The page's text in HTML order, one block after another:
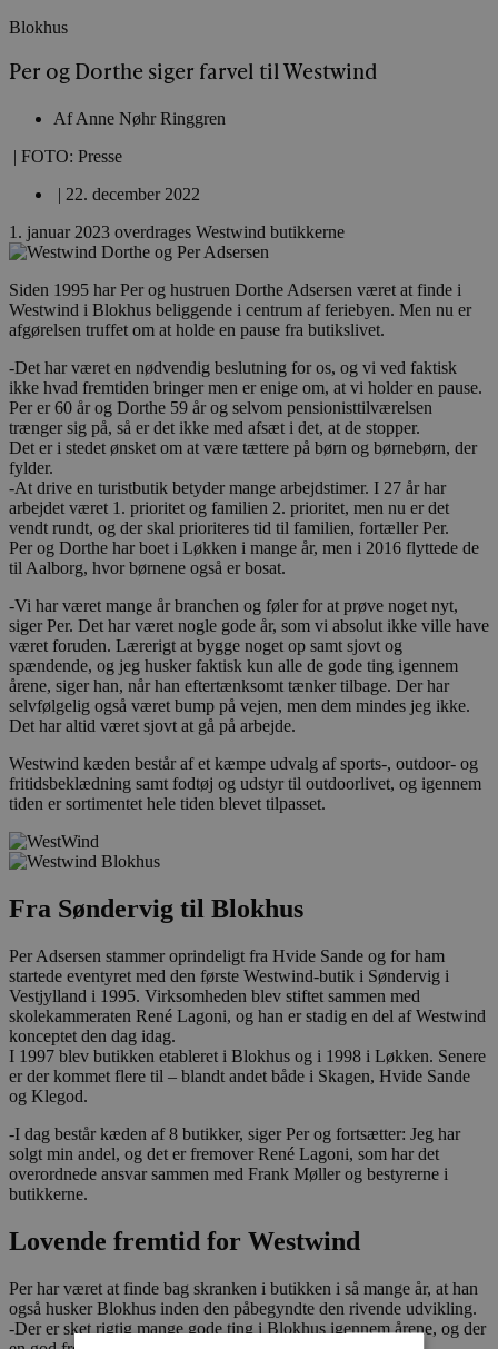
Blokhus
Per og Dorthe siger farvel til Westwind
AfAnne Nøhr Ringgren
| FOTO: Presse
| 22. december 2022
1. januar 2023 overdrages Westwind butikkerne
Siden 1995 har Per og hustruen Dorthe Adsersen været at finde i
Westwind i Blokhus beliggende i centrum af feriebyen. Men nu er
afgørelsen truffet om at holde en pause fra butikslivet.
-Det har været en nødvendig beslutning for os, og vi ved faktisk
ikke hvad fremtiden bringer men er enige om, at vi holder en pause.
Per er 60 år og Dorthe 59 år og selvom pensionisttilværelsen
trænger sig på, så er det ikke med afsæt i det, at de stopper.
Det er i stedet ønsket om at være tættere på børn og børnebørn, der
fylder.
-At drive en turistbutik betyder mange arbejdstimer. I 27 år har
arbejdet været 1. prioritet og familien 2. prioritet, men nu er det
vendt rundt, og der skal prioriteres tid til familien, fortæller Per.
Per og Dorthe har boet i Løkken i mange år, men i 2016 flyttede de
til Aalborg, hvor børnene også er bosat.
-Vi har været mange år branchen og føler for at prøve noget nyt,
siger Per. Det har været nogle gode år, som vi absolut ikke ville have
været foruden. Lærerigt at bygge noget op samt sjovt og
spændende, og jeg husker faktisk kun alle de gode ting igennem
årene, siger han, når han eftertænksomt tænker tilbage. Der har
selvfølgelig også været bump på vejen, men dem mindes jeg ikke.
Det har altid været sjovt at gå på arbejde.
Westwind kæden består af et kæmpe udvalg af sports-, outdoor- og
fritidsbeklædning samt fodtøj og udstyr til outdoorlivet, og igennem
tiden er sortimentet hele tiden blevet tilpasset.
Fra Søndervig til Blokhus
Per Adsersen stammer oprindeligt fra Hvide Sande og for ham
startede eventyret med den første Westwind-butik i Søndervig i
Vestjylland i 1995. Virksomheden blev stiftet sammen med
skolekammeraten René Lagoni, og han er stadig en del af Westwind
konceptet den dag idag.
I 1997 blev butikken etableret i Blokhus og i 1998 i Løkken. Senere
er der kommet flere til – blandt andet både i Skagen, Hvide Sande
og Klegod.
-I dag består kæden af 8 butikker, siger Per og fortsætter: Jeg har
solgt min andel, og det er fremover René Lagoni, som har det
overordnede ansvar sammen med Frank Møller og bestyrerne i
butikkerne.
Lovende fremtid for Westwind
Per har været at finde bag skranken i butikken i så mange år, at han
også husker Blokhus inden den påbegyndte den rivende udvikling.
-Der er sket rigtig mange gode ting i Blokhus igennem årene, og der